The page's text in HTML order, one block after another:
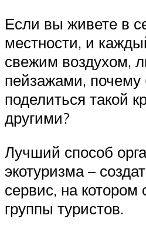
Если вы живете в
местности, и
свежим воздухом,
пейзажами,
поделиться такой
другими?
Лучший способ
экотуризма –
сервис, на котором
группы туристов.